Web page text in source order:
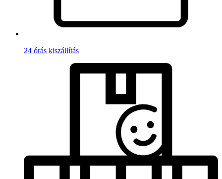
24 órás kiszállítás